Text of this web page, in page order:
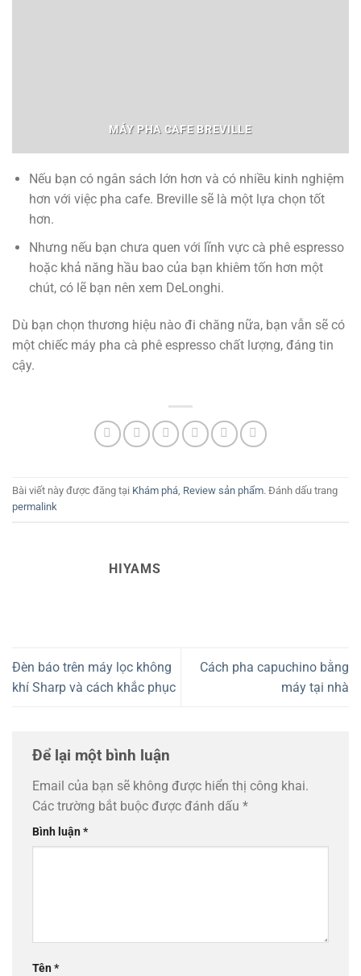
MÁY PHA CAFE BREVILLE
Nếu bạn có ngân sách lớn hơn và có nhiều kinh nghiệm
hơn với việc pha cafe. Breville sẽ là một lựa chọn tốt
hơn.
Nhưng nếu bạn chưa quen với lĩnh vực cà phê espresso
hoặc khả năng hầu bao của bạn khiêm tốn hơn một
chút, có lẽ bạn nên xem DeLonghi.
Dù bạn chọn thương hiệu nào đi chăng nữa, bạn vẫn sẽ có
một chiếc máy pha cà phê espresso chất lượng, đáng tin
cậy.
Bài viết này được đăng tại Khám phá, Review sản phẩm. Đánh dấu trang
permalink
HIYAMS
Đèn báo trên máy lọc không
khí Sharp và cách khắc phục
Cách pha capuchino bằng
máy tại nhà
Để lại một bình luận
Email của bạn sẽ không được hiển thị công khai.
Các trường bắt buộc được đánh dấu *
Bình luận*
Tên*